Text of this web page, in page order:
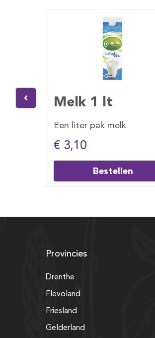
Fanta
Verfrissende Fanta
€ 2,50
Bestellen
Provincies
Drenthe
Flevoland
Friesland
Gelderland